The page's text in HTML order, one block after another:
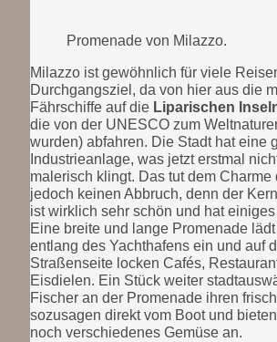
Promenade von Milazzo.
Milazzo ist gewöhnlich für viele
Durchgangsziel, da von hier aus die
Fährschiffe auf die Liparischen
die von der UNESCO zum
wurden) abfahren. Die Stadt hat eine
Industrieanlage, was jetzt erstmal
malerisch klingt. Das tut dem Charme
jedoch keinen Abbruch, denn der
ist wirklich sehr schön und hat
Eine breite und lange Promenade
entlang des Yachthafens ein und auf
Straßenseite locken Cafés,
Eisdielen. Ein Stück weiter
Fischer an der Promenade ihren
sozusagen direkt vom Boot und
noch verschiedenes Gemüse an.